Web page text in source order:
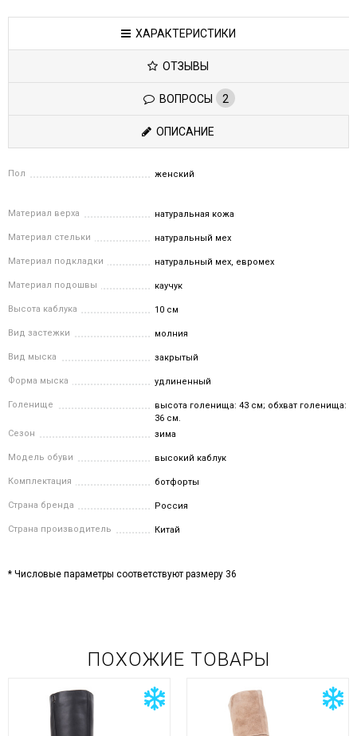
ХАРАКТЕРИСТИКИ
ОТЗЫВЫ
ВОПРОСЫ 2
ОПИСАНИЕ
Пол женский
Материал верха натуральная кожа
Материал стельки натуральный мех
Материал подкладки натуральный мех, евромех
Материал подошвы каучук
Высота каблука 10 см
Вид застежки молния
Вид мыска закрытый
Форма мыска удлиненный
Голенище
высота голенища: 43 см; обхват голенища:
36 см.
Сезон
зима
Модель обуви высокий каблук
Комплектация ботфорты
Страна бренда Россия
Страна производитель Китай
* Числовые параметры соответствуют размеру 36
ПОХОЖИЕ ТОВАРЫ